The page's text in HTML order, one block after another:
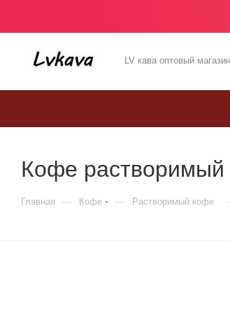
LV кава оптовый магазин
Кофе растворимый
Главная — Кофе — Растворимый кофе